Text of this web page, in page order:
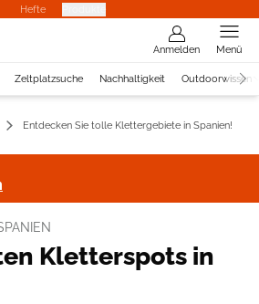
Hefte
Anmelden Menü
Zeltplatzsuche Nachhaltigkeit Outdoorwissen
Entdecken Sie tolle Klettergebiete in Spanien!
Kletterspots in